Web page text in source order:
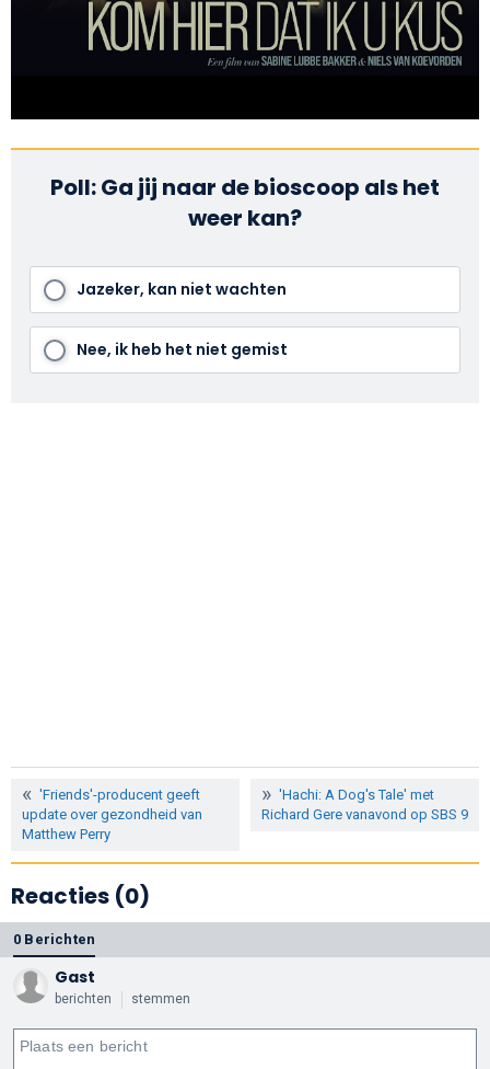
Poll: Ga jij naar de bioscoop als het
weer kan?
Jazeker, kan niet wachten
Nee, ik heb het niet gemist
'Friends'-producent geeft
update over gezondheid van
Matthew Perry
'Hachi: A Dog's Tale' met
Richard Gere vanavond op SBS 9
Reacties (0)
0 Berichten
Gast
berichten stemmen